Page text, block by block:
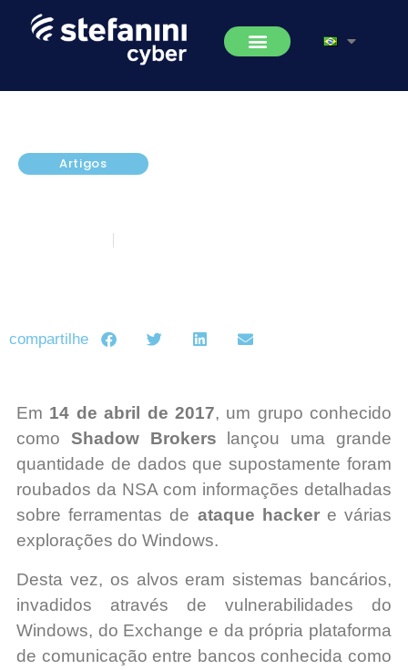
Artigos
compartilhe
Em 14 de abril de 2017, um grupo conhecido
como Shadow Brokers lançou uma grande
quantidade de dados que supostamente foram
roubados da NSA com informações detalhadas
sobre ferramentas de ataque hackere várias
explorações do Windows.
Desta vez, os alvos eram sistemas bancários,
invadidos através de vulnerabilidades do
Windows, do Exchange e da própria plataforma
de comunicação entre bancos conhecida como